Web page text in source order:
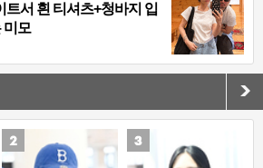
트서 흰 티셔츠+청바지 입
미모